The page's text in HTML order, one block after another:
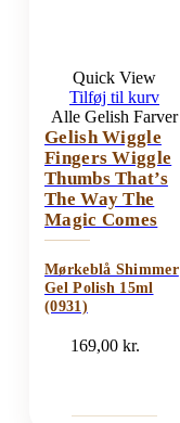
Quick View
Tilføj til kurv
Alle Gelish Farver
Gelish Wiggle
Fingers Wiggle
Thumbs That’s
The Way The
Magic Comes
Mørkeblå Shimmer
Gel Polish 15ml
(0931)
169,00kr.